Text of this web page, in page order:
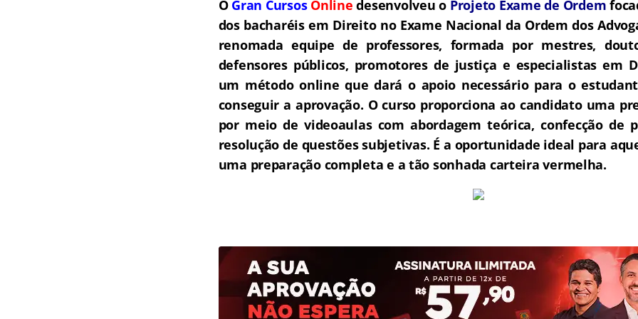
O Gran Cursos Online desenvolveu o Projeto Exame de Ordem fo
dos bacharéis em Direito no Exame Nacional da Ordem dos
renomada equipe de professores, formada por mestres,
defensores públicos, promotores de justiça e especialistas em
um método online que dará o apoio necessário para o
conseguir a aprovação. O curso proporciona ao candidato uma
por meio de videoaulas com abordagem teórica, confecção de
resolução de questões subjetivas. É a oportunidade ideal para
uma preparação completa e a tão sonhada carteira vermelha.